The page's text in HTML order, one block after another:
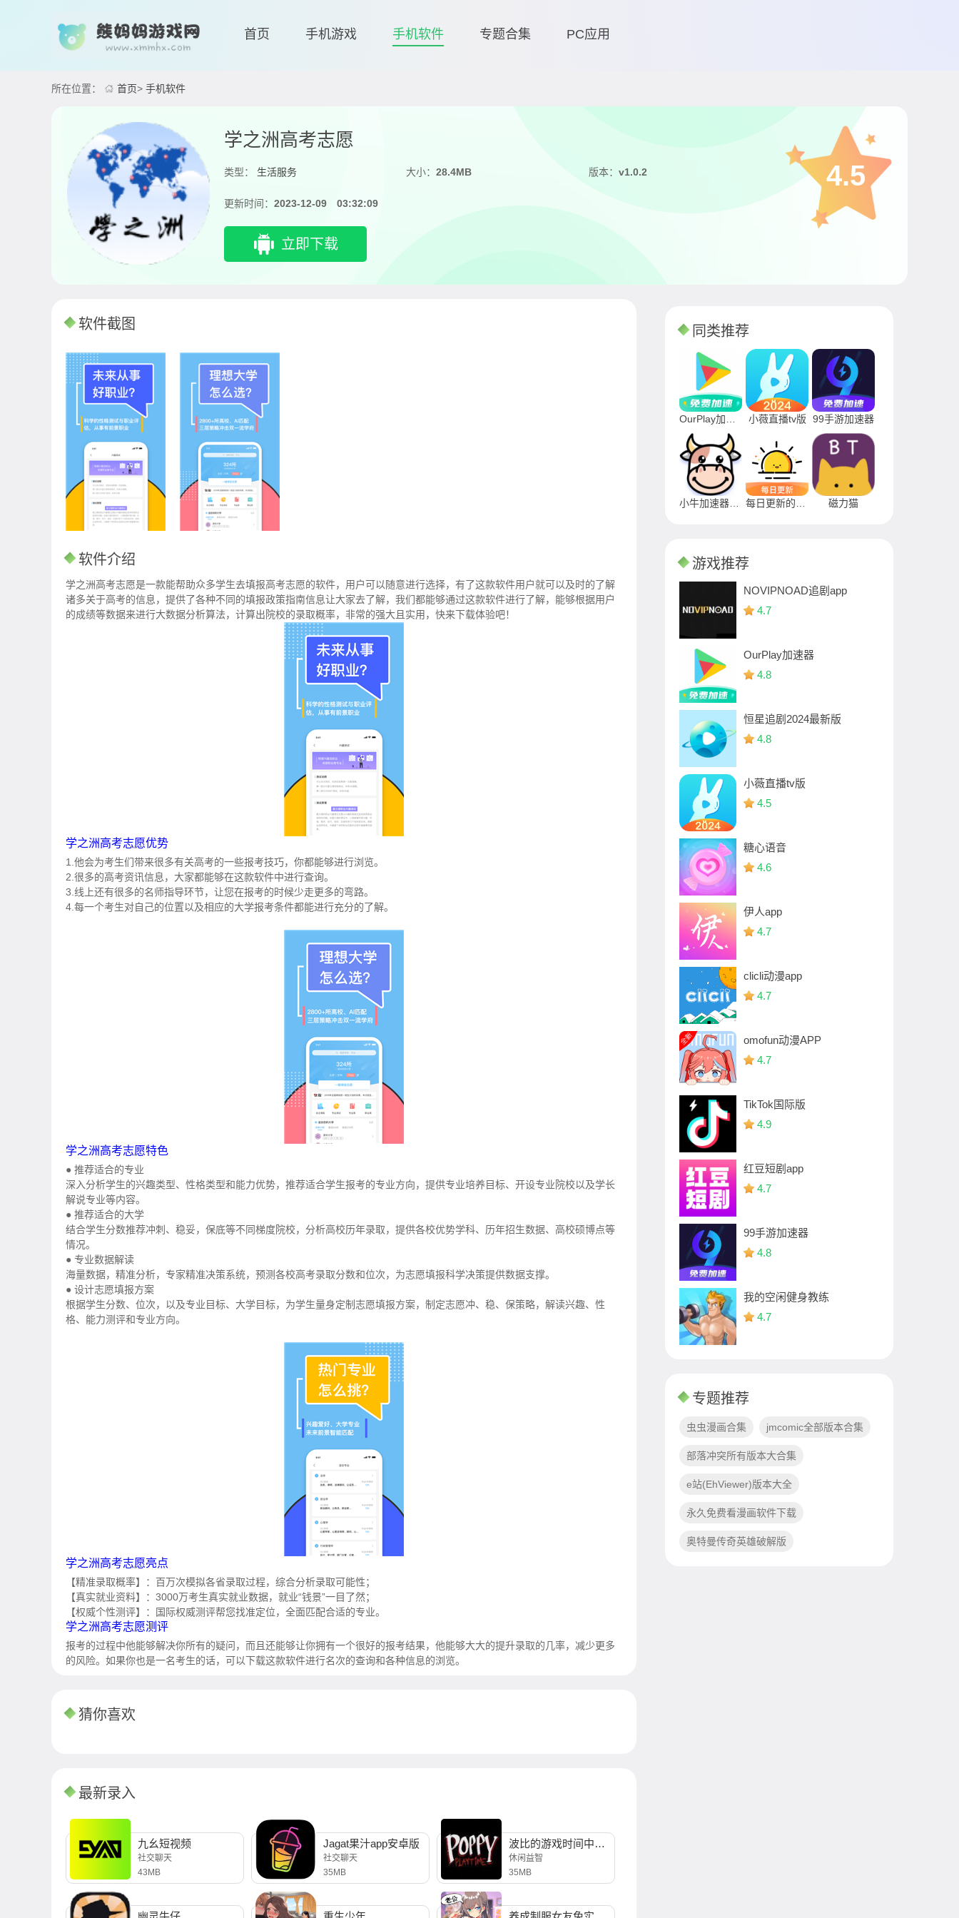
首页 手机游戏 手机软件 专题合集 PC应用
所在位置： 首页> 手机软件
学之洲高考志愿
类型： 生活服务 大小：28.4MB 版本： v1.0.2
更新时间： 2023-12-09 03:32:09
立即下载
4.5
软件截图
软件介绍
学之洲高考志愿是一款能帮助众多学生去填报高考志愿的软件，用户可以随意进行选择，有了这款软件用户就可以及时的了解
诸多关于高考的信息，提供了各种不同的填报政策指南信息让大家去了解，我们都能够通过这款软件进行了解，能够根据用户
的成绩等数据来进行大数据分析算法，计算出院校的录取概率，非常的强大且实用，快来下载体验吧！
学之洲高考志愿优势
1.他会为考生们带来很多有关高考的一些报考技巧，你都能够进行浏览。
2.很多的高考资讯信息，大家都能够在这款软件中进行查询。
3.线上还有很多的名师指导环节，让您在报考的时候少走更多的弯路。
4.每一个考生对自己的位置以及相应的大学报考条件都能进行充分的了解。
学之洲高考志愿特色
● 推荐适合的专业
深入分析学生的兴趣类型、性格类型和能力优势，推荐适合学生报考的专业方向，提供专业培养目标、开设专业院校以及学长
解说专业等内容。
● 推荐适合的大学
结合学生分数推荐冲刺、稳妥，保底等不同梯度院校，分析高校历年录取，提供各校优势学科、历年招生数据、高校硕博点等
情况。
● 专业数据解读
海量数据，精准分析，专家精准决策系统，预测各校高考录取分数和位次，为志愿填报科学决策提供数据支撑。
● 设计志愿填报方案
根据学生分数、位次，以及专业目标、大学目标，为学生量身定制志愿填报方案，制定志愿冲、稳、保策略，解读兴趣、性
格、能力测评和专业方向。
学之洲高考志愿亮点
【精准录取概率】：百万次模拟各省录取过程，综合分析录取可能性；
【真实就业资料】：3000万考生真实就业数据，就业“钱景”一目了然；
【权威个性测评】：国际权威测评帮您找准定位，全面匹配合适的专业。
学之洲高考志愿测评
报考的过程中他能够解决你所有的疑问，而且还能够让你拥有一个很好的报考结果，他能够大大的提升录取的几率，减少更多
的风险。如果你也是一名考生的话，可以下载这款软件进行名次的查询和各种信息的浏览。
猜你喜欢
最新录入
九幺短视频
社交聊天
43MB
Jagat果汁app安卓版
社交聊天
35MB
波比的游戏时间中文版
休闲益智
35MB
同类推荐
小薇直播tv版 99手游加速器
磁力猫
游戏推荐
NOVIPNOAD追剧app
4.7
OurPlay加速器
4.8
恒星追剧2024最新版
4.8
小薇直播tv版
4.5
糖心语音
4.6
伊人app
4.7
clicli动漫app
4.7
omofun动漫APP
4.7
TikTok国际版
4.9
红豆短剧app
4.7
99手游加速器
4.8
我的空闲健身教练
4.7
专题推荐
虫虫漫画合集 jmcomic全部版本合集
部落冲突所有版本大合集
e站(EhViewer)版本大全
永久免费看漫画软件下载
奥特曼传奇英雄破解版